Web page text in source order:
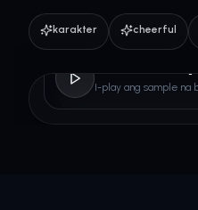
karakter cheerful
I-play ang sample na